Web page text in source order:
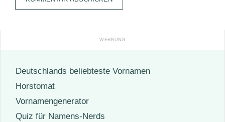
Deutschlands beliebteste Vornamen
Horstomat
Vornamengenerator
Quiz für Namens-Nerds